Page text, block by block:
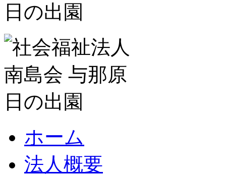
ホーム
法人概要